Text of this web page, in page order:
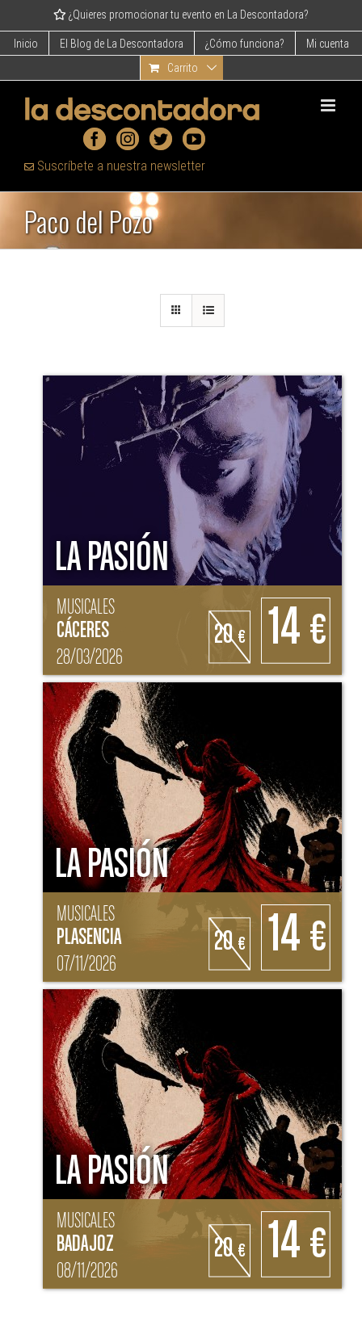
content
¿Quieres promocionar tu evento en La Descontadora?
Inicio El Blog de La Descontadora ¿Cómo funciona?
Mi cuenta
Carrito
Suscríbete a nuestra newsletter
Paco del Pozo
LA PASIÓN
MUSICALES
CÁCERES
28/03/2026
20€ 14 €
LA PASIÓN
MUSICALES
PLASENCIA
07/11/2026
20€ 14 €
LA PASIÓN
MUSICALES
BADAJOZ
08/11/2026
20€ 14 €